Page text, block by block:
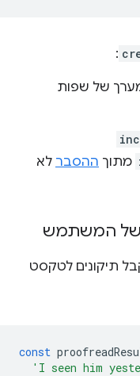
:
של שפות
ההסברלא
המשתמש
לטקסט
const
'I seen him